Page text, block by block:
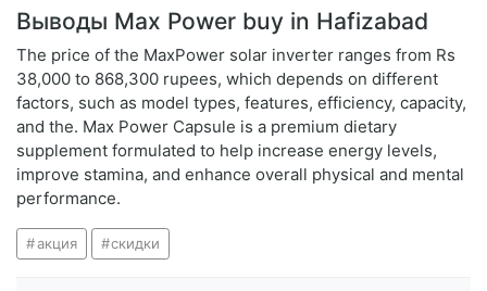
Выводы Max Power buy in Hafizabad
The price of the MaxPower solar inverter ranges from Rs
38,000 to 868,300 rupees, which depends on different
factors, such as model types, features, efficiency, capacity,
and the. Max Power Capsule is a premium dietary
supplement formulated to help increase energy levels,
improve stamina, and enhance overall physical and mental
performance.
акция скидки